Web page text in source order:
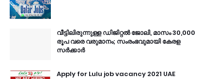
വീട്ടിലിരുന്നുള്ള ഡിജിറ്റൽ ജോലി, മാസം 30,000
രൂപ വരെ വരുമാനം; സംരംഭവുമായി കേരള
സർക്കാർ
Apply for Lulu job vacancy 2021 UAE